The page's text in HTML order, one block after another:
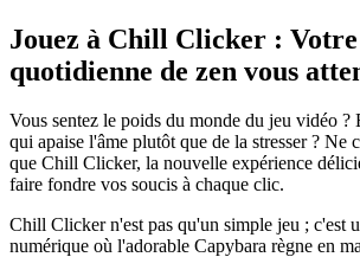
Jouez à Chill Clicker : Votre
quotidienne de zen vous
Vous sentez le poids du monde du jeu vidéo ?
qui apaise l'âme plutôt que de la stresser ? Ne
que Chill Clicker, la nouvelle expérience
faire fondre vos soucis à chaque clic.
Chill Clicker n'est pas qu'un simple jeu ; c'est
numérique où l'adorable Capybara règne en